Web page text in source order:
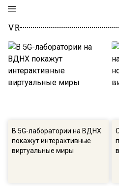
VR
В 5G-лаборатории на ВДНХ
покажут интерактивные
виртуальные миры